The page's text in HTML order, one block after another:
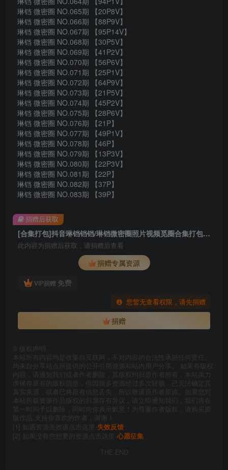
琳铛 微密圈 NO.065期 【20P8V】
琳铛 微密圈 NO.066期 【88P9V】
琳铛 微密圈 NO.067期 【95P14V】
琳铛 微密圈 NO.068期 【30P5V】
琳铛 微密圈 NO.069期 【41P2V】
琳铛 微密圈 NO.070期 【56P6V】
琳铛 微密圈 NO.071期 【25P1V】
琳铛 微密圈 NO.072期 【64P9V】
琳铛 微密圈 NO.073期 【21P5V】
琳铛 微密圈 NO.074期 【45P2V】
琳铛 微密圈 NO.075期 【28P6V】
琳铛 微密圈 NO.076期 【21P】
琳铛 微密圈 NO.077期 【49P1V】
琳铛 微密圈 NO.078期 【46P】
琳铛 微密圈 NO.079期 【13P3V】
琳铛 微密圈 NO.080期 【22P3V】
琳铛 微密圈 NO.081期 【22P】
琳铛 微密圈 NO.082期 【37P】
琳铛 微密圈 NO.083期 【39P】
[合集打包]抖音琳铛铛铛/琳铛微密圈照片视频觅圈合集打包下载+持续更新
此内容为捐赠后获取，请捐赠后查看
捐赠专属资源
VIP捐赠 免费
您暂无查看权限，请先捐赠
捐赠
捐赠后获取
版权声明
本站所有内容均是收集自互联网，不对内容的合法性承担任何责任。
均来自分享站点所提供的公开引用资源和站内用户分享。 如果有版权
内容，请通知我们或者作者删除，其版权均归原作者所有，本站虽力
求保存原有的版权信息，但因很多资源经过多次转载，已无法确定其
真实来源，或者已将原有信息丢失，所以敬请原作者原谅。如果您对
本站所载资源作品版权的归属存有异议，请立即通知我们，我们将在
第一时间予以删除，同时向你表示歉意！为尊重作者版权，请购买原
版作品,支持你喜欢的作者，谢谢！
[1] 如遇资源失效请点击这里-失效反馈
[2] 如果没有您想要的资源点击这里-心愿征集
THE END